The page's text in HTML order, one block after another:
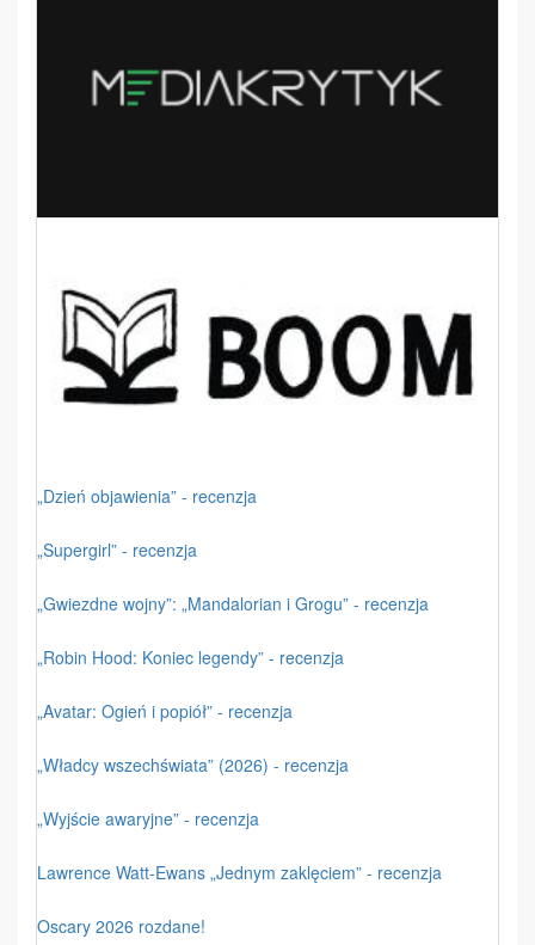
„Dzień objawienia” - recenzja
„Supergirl” - recenzja
„Gwiezdne wojny”: „Mandalorian i Grogu” - recenzja
„Robin Hood: Koniec legendy” - recenzja
„Avatar: Ogień i popiół” - recenzja
„Władcy wszechświata” (2026) - recenzja
„Wyjście awaryjne” - recenzja
Lawrence Watt-Ewans „Jednym zaklęciem” - recenzja
Oscary 2026 rozdane!